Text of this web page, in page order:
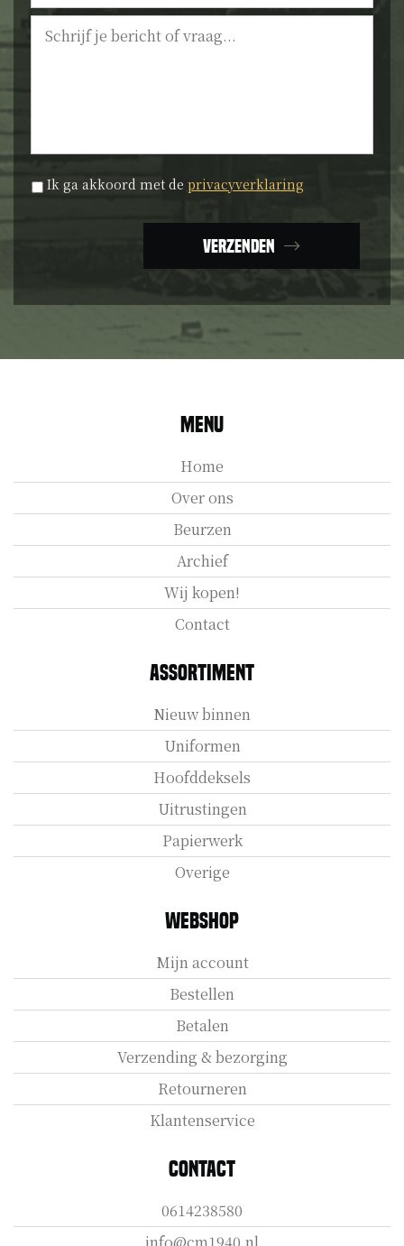
Bericht
Privacyverklaring *
Ik ga akkoord met de privacyverklaring
Verzenden
Menu
Home
Over ons
Beurzen
Archief
Wij kopen!
Contact
Assortiment
Nieuw binnen
Uniformen
Hoofddeksels
Uitrustingen
Papierwerk
Overige
Webshop
Mijn account
Bestellen
Betalen
Verzending & bezorging
Retourneren
Klantenservice
Contact
0614238580